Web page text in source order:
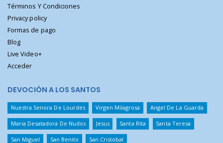
Términos Y Condiciones
Privacy policy
Formas de pago
Blog
Live Video+
Acceder
DEVOCIÓN A LOS SANTOS
Nuestra Senora De Lourdes Virgen Milagrosa Angel De La Guarda
Maria Desatadora De Nudos Jesus Santa Rita Santa Teresa
San Miguel San Benito San Cristobal